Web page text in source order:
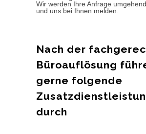
Wir werden Ihre Anfrage
und uns bei Ihnen melden.
Nach der
Büroauflösung
gerne folgende
durch